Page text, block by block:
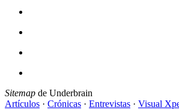
Sitemap de Underbrain
Artículos · Crónicas · Entrevistas · Visual